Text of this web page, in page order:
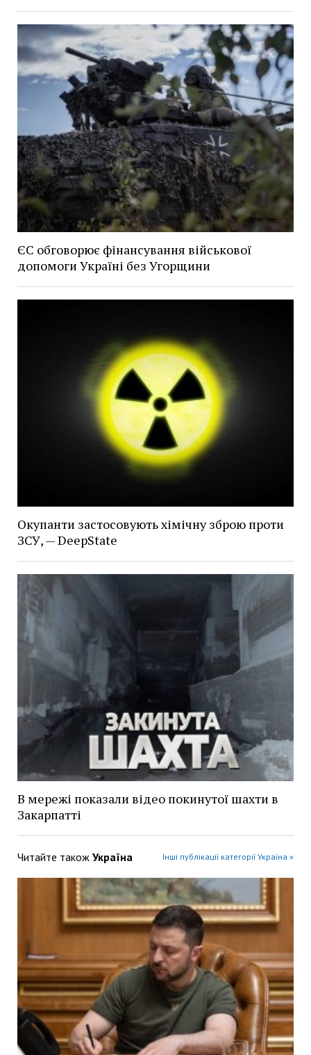
ЄС обговорює фінансування військової
допомоги Україні без Угорщини
Окупанти застосовують хімічну зброю проти
ЗСУ, — DeepState
В мережі показали відео покинутої шахти в
Закарпатті
Читайте також Україна Інші публікації категорії Україна »